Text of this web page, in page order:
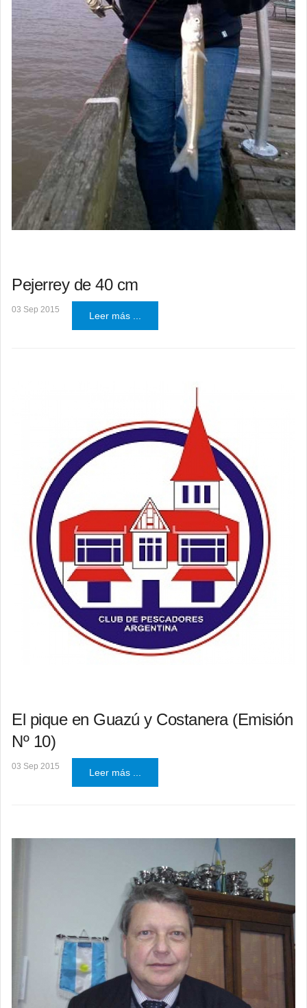
Pejerrey de 40 cm
03 Sep 2015
Leer más ...
El pique en Guazú y Costanera (Emisión
Nº 10)
03 Sep 2015
Leer más ...